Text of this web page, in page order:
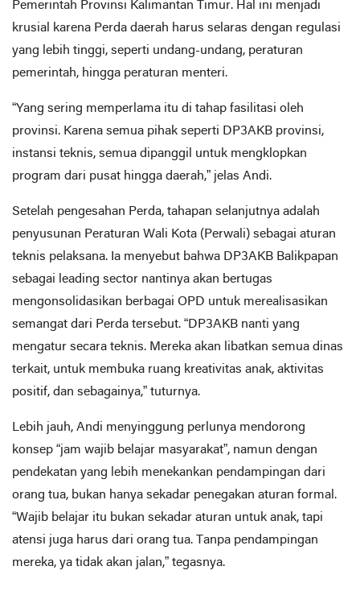
Pemerintah Provinsi Kalimantan Timur. Hal ini menjadi
krusial karena Perda daerah harus selaras dengan regulasi
yang lebih tinggi, seperti undang-undang, peraturan
pemerintah, hingga peraturan menteri.
“Yang sering memperlama itu di tahap fasilitasi oleh
provinsi. Karena semua pihak seperti DP3AKB provinsi,
instansi teknis, semua dipanggil untuk mengklopkan
program dari pusat hingga daerah,” jelas Andi.
Setelah pengesahan Perda, tahapan selanjutnya adalah
penyusunan Peraturan Wali Kota (Perwali) sebagai aturan
teknis pelaksana. Ia menyebut bahwa DP3AKB Balikpapan
sebagai leading sector nantinya akan bertugas
mengonsolidasikan berbagai OPD untuk merealisasikan
semangat dari Perda tersebut. “DP3AKB nanti yang
mengatur secara teknis. Mereka akan libatkan semua dinas
terkait, untuk membuka ruang kreativitas anak, aktivitas
positif, dan sebagainya,” tuturnya.
Lebih jauh, Andi menyinggung perlunya mendorong
konsep “jam wajib belajar masyarakat”, namun dengan
pendekatan yang lebih menekankan pendampingan dari
orang tua, bukan hanya sekadar penegakan aturan formal.
“Wajib belajar itu bukan sekadar aturan untuk anak, tapi
atensi juga harus dari orang tua. Tanpa pendampingan
mereka, ya tidak akan jalan,” tegasnya.